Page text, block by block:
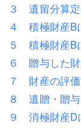
離婚（夫婦
企業法務
労働問題（
刑事弁護
交通事故
企業法務
労働問題（
刑事弁護
交通事故
不動産登記
３ 遺留分算
４ 積極財産B
５ 積極財産B
６ 贈与した財
７ 財産の評価
８ 遺贈・贈与
９ 消極財産D